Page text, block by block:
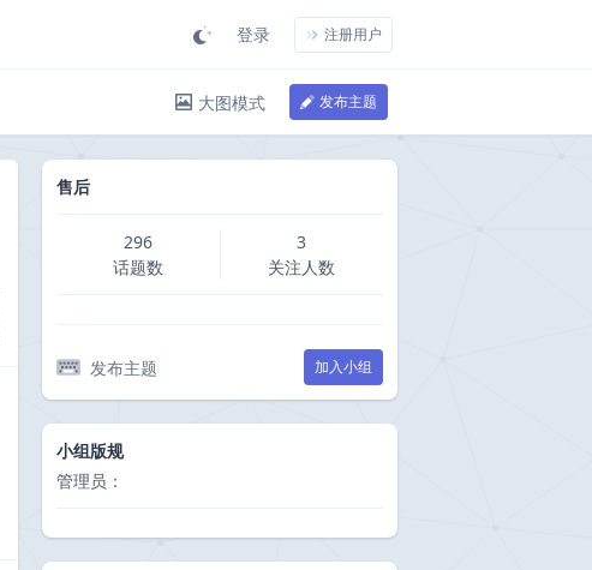
登录 注册用户
大图模式 发布主题
售后
296
话题数
3
关注人数
发布主题 加入小组
小组版规
管理员：